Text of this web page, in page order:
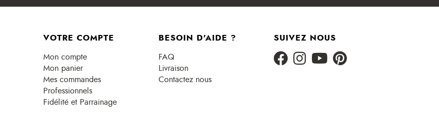
VOTRE COMPTE
Mon compte
Mon panier
Mes commandes
Professionnels
Fidélité et Parrainage
BESOIN D'AIDE ?
FAQ
Livraison
Contactez nous
SUIVEZ NOUS